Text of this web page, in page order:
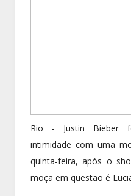
Rio - Justin Bieber
intimidade com uma
quinta-feira, após o
moça em questão é